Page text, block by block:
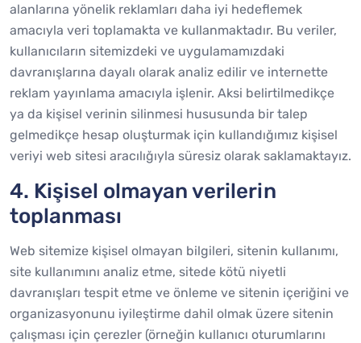
alanlarına yönelik reklamları daha iyi hedeflemek
amacıyla veri toplamakta ve kullanmaktadır. Bu veriler,
kullanıcıların sitemizdeki ve uygulamamızdaki
davranışlarına dayalı olarak analiz edilir ve internette
reklam yayınlama amacıyla işlenir. Aksi belirtilmedikçe
ya da kişisel verinin silinmesi hususunda bir talep
gelmedikçe hesap oluşturmak için kullandığımız kişisel
veriyi web sitesi aracılığıyla süresiz olarak saklamaktayız.
4. Kişisel olmayan verilerin
toplanması
Web sitemize kişisel olmayan bilgileri, sitenin kullanımı,
site kullanımını analiz etme, sitede kötü niyetli
davranışları tespit etme ve önleme ve sitenin içeriğini ve
organizasyonunu iyileştirme dahil olmak üzere sitenin
çalışması için çerezler (örneğin kullanıcı oturumlarını